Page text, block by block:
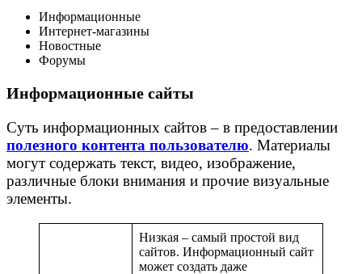
Информационные
Интернет-магазины
Новостные
Форумы
Информационные сайты
Суть информационных сайтов – в предоставлении
полезного контента пользователю. Материалы
могут содержать текст, видео, изображение,
различные блоки внимания и прочие визуальные
элементы.
Низкая – самый простой вид
сайтов. Информационный сайт
может создать даже